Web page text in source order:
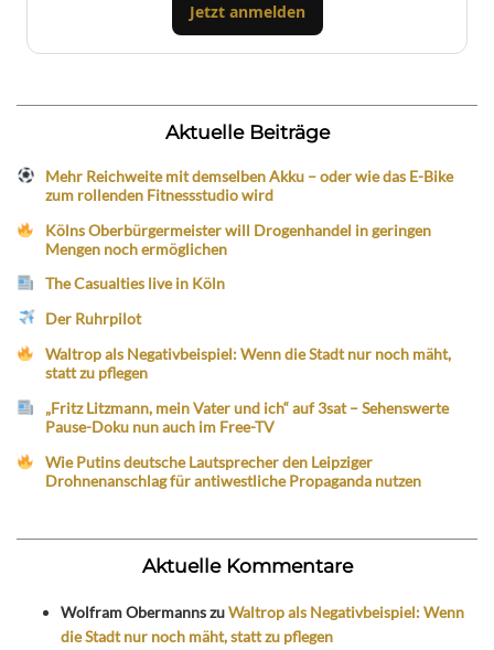
Jetzt anmelden
Aktuelle Beiträge
Mehr Reichweite mit demselben Akku – oder wie das E-Bike
zum rollenden Fitnessstudio wird
Kölns Oberbürgermeister will Drogenhandel in geringen
Mengen noch ermöglichen
The Casualties live in Köln
Der Ruhrpilot
Waltrop als Negativbeispiel: Wenn die Stadt nur noch mäht,
statt zu pflegen
„Fritz Litzmann, mein Vater und ich“ auf 3sat – Sehenswerte
Pause-Doku nun auch im Free-TV
Wie Putins deutsche Lautsprecher den Leipziger
Drohnenanschlag für antiwestliche Propaganda nutzen
Aktuelle Kommentare
Wolfram ObermannszuWaltrop als Negativbeispiel: Wenn
die Stadt nur noch mäht, statt zu pflegen